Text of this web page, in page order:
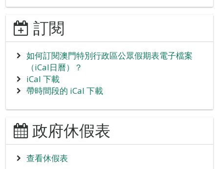
訂閱
如何訂閱澳門特別行政區公眾假期表電子檔案
（iCal日曆）？
iCal 下載
帶時間段的 iCal 下載
政府休假表
查看休假表